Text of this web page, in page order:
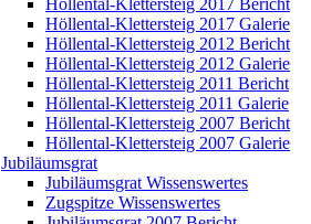
Höllental-Klettersteig 2017 Bericht
Höllental-Klettersteig 2017 Galerie
Höllental-Klettersteig 2012 Bericht
Höllental-Klettersteig 2012 Galerie
Höllental-Klettersteig 2011 Bericht
Höllental-Klettersteig 2011 Galerie
Höllental-Klettersteig 2007 Bericht
Höllental-Klettersteig 2007 Galerie
Jubiläumsgrat
Jubiläumsgrat Wissenswertes
Zugspitze Wissenswertes